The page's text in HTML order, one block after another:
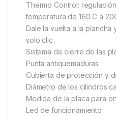
Thermo Control:
temperatura de 160 C a
Dale la vuelta a la plancha
solo clic
Sistema de cierre de las
Punta antiquemaduras
Cubierta de protección y
Diámetro de los cilindros
Medida de la placa para
Led de funcionamiento